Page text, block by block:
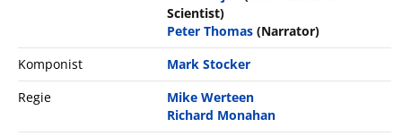
Scientist)
Peter Thomas (Narrator)
Komponist
Mark Stocker
Regie
Mike Werteen
Richard Monahan